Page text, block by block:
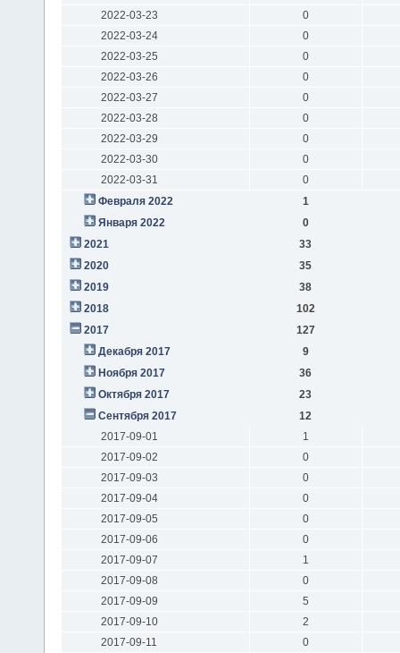
2022-03-23
0
2022-03-24
0
2022-03-25
0
2022-03-26
0
2022-03-27
0
2022-03-28
0
2022-03-29
0
2022-03-30
0
2022-03-31
0
Февраля 2022
1
Января 2022
0
2021
33
2020
35
2019
38
2018
102
2017
127
Декабря 2017
9
Ноября 2017
36
Октября 2017
23
Сентября 2017
12
2017-09-01
1
2017-09-02
0
2017-09-03
0
2017-09-04
0
2017-09-05
0
2017-09-06
0
2017-09-07
1
2017-09-08
0
2017-09-09
5
2017-09-10
2
2017-09-11
0